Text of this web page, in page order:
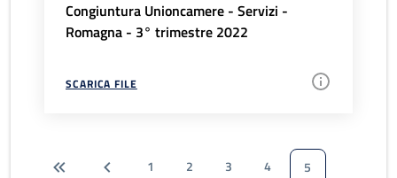
Congiuntura Unioncamere - Servizi -
Romagna - 3° trimestre 2022
SCARICA FILE
1 2 3 4
5